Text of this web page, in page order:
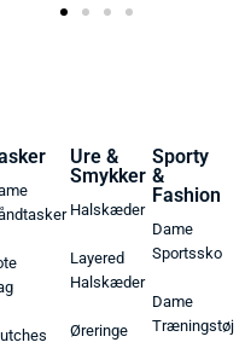
Ure &
Smykker
Halskæder
Layered
Halskæder
Øreringe
Sporty
&
Fashion
Dame
Sportssko
Dame
Træningstøj